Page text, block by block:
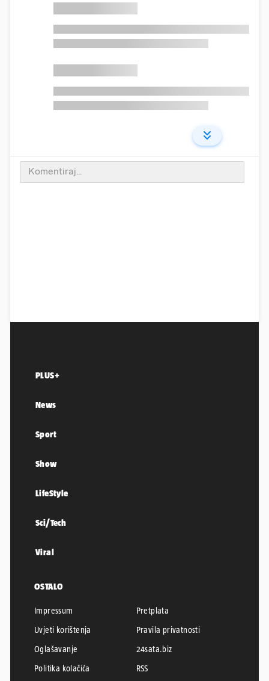
PLUS+
News
Sport
Show
LifeStyle
Sci/Tech
Viral
OSTALO
Impressum
Pretplata
Uvjeti korištenja
Pravila privatnosti
Oglašavanje
24sata.biz
Politika kolačića
RSS